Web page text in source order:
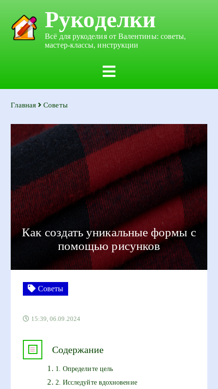
Рукоделки
Всё для рукоделия от Валентины: советы,
мастер-классы, инструкции
Главная Советы
Как создать уникальные формы с
помощью рисунков
Советы
15:39, 06.09.2024
Содержание
1. Определите цель
2. Исследуйте вдохновение